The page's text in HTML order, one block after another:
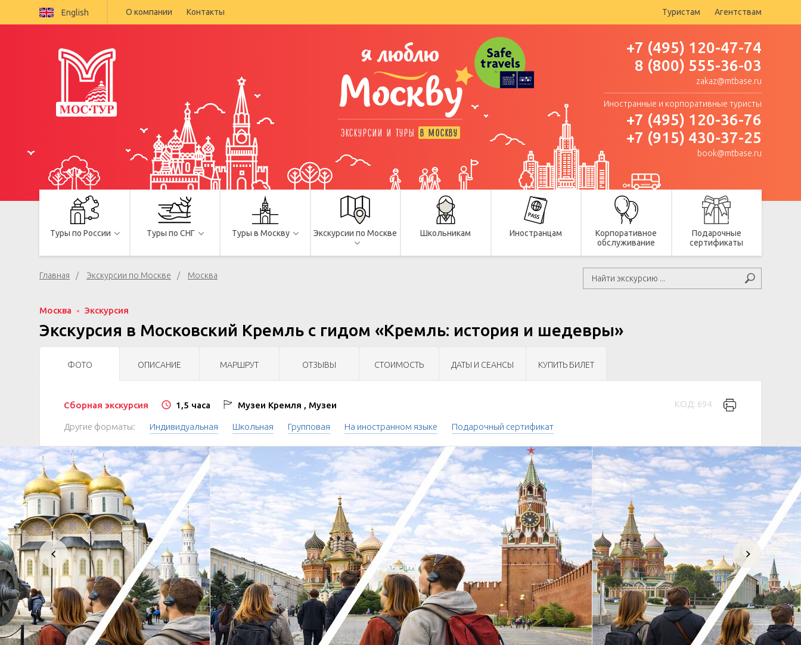
English О компании Контакты Туристам Агентствам
я люблю
Москву
ЭКСКУРСИИ И ТУРЫ В МОСКВУ
+7 (495) 120-47-74
8 (800) 555-36-03
zakaz@mtbase.ru
Иностранные и корпоративные туристы
+7 (495) 120-36-76
+7 (915) 430-37-25
book@mtbase.ru
Туры по России Туры по СНГ Туры в Москву Экскурсии по Москве Школьникам Иностранцам
Корпоративное
обслуживание
Подарочные
сертификаты
Главная Экскурсии по Москве Москва
Москва Экскурсия
Экскурсия в Московский Кремль с гидом «Кремль: история и шедевры»
ФОТО ОПИСАНИЕ МАРШРУТ ОТЗЫВЫ СТОИМОСТЬ ДАТЫ И СЕАНСЫ КУПИТЬ БИЛЕТ
Сборная экскурсия 1,5 часа Музеи Кремля , Музеи КОД: 694
Другие форматы: Индивидуальная Школьная Групповая На иностранном языке Подарочный сертификат